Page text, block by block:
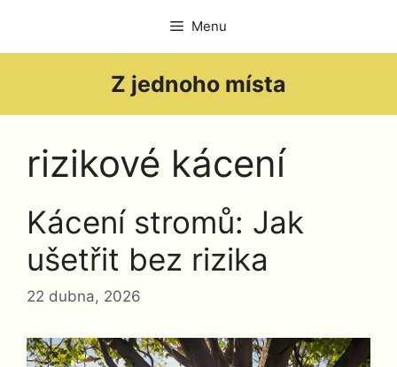
obsah
Menu
Z jednoho místa
rizikové kácení
Kácení stromů: Jak
ušetřit bez rizika
22 dubna, 2026